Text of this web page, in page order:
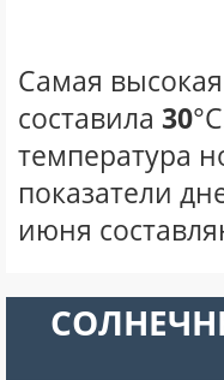
Самая
составила 30
температура
показатели
июня